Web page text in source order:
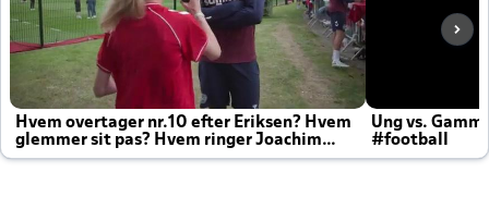
Hvem overtager nr.10 efter Eriksen? Hvem
glemmer sit pas? Hvem ringer Joachim
altid til efter kampe?
Ung vs.
#football